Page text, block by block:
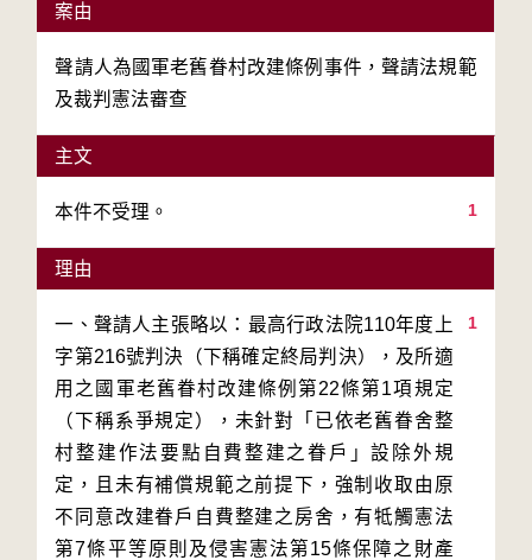
案由
聲請人為國軍老舊眷村改建條例事件，聲請法規範
及裁判憲法審查
主文
1
本件不受理。
理由
1
一、聲請人主張略以：最高行政法院110年度上
字第216號判決（下稱確定終局判決），及所適
用之國軍老舊眷村改建條例第22條第1項規定
（下稱系爭規定），未針對「已依老舊眷舍整
村整建作法要點自費整建之眷戶」設除外規
定，且未有補償規範之前提下，強制收取由原
不同意改建眷戶自費整建之房舍，有牴觸憲法
第7條平等原則及侵害憲法第15條保障之財產